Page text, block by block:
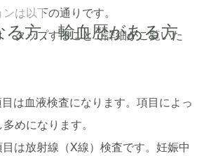
る方、輸血歴がある方
は以下の通りです。
タップすることで詳細がご覧いた
は血液検査になります。項目によっ
めになります。
は放射線（X線）検査です。妊娠中